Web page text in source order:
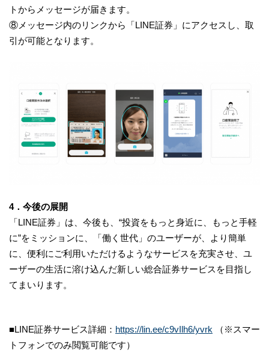
トからメッセージが届きます。
⑧メッセージ内のリンクから「LINE証券」にアクセスし、取
引が可能となります。
4．今後の展開
「LINE証券」は、今後も、“投資をもっと身近に、もっと手軽
に”をミッションに、「働く世代」のユーザーが、より簡単
に、便利にご利用いただけるようなサービスを充実させ、ユ
ーザーの生活に溶け込んだ新しい総合証券サービスを目指し
てまいります。
■LINE証券サービス詳細： https://lin.ee/c9vIlh6/yvrk （※スマー
トフォンでのみ閲覧可能です）